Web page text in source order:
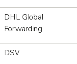
DHL Global
Forwarding
DSV